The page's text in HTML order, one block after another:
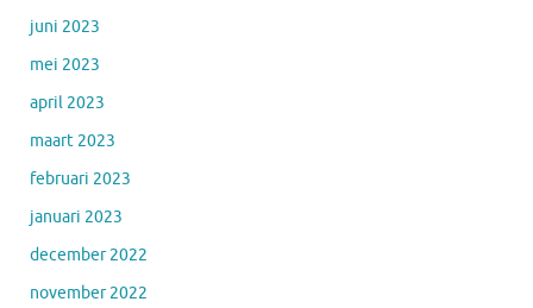
juni 2023
mei 2023
april 2023
maart 2023
februari 2023
januari 2023
december 2022
november 2022